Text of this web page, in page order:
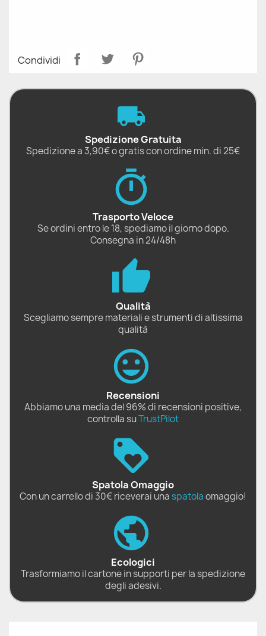
Condividi
Spedizione Gratuita
Spedizione a 3,90€ o gratis con ordine min. di 25€
Trasporto Veloce
Se ordini entro le 18, spediamo il giorno dopo.
Consegna in 24/48h
Qualità
Scegliamo sempre materiali e strumenti di altissima
qualità
Recensioni
Abbiamo una media del 96% di recensioni positive,
controlla suTrustPilot
Spatola Omaggio
Con un carrello di 30€ riceverai una spatolaomaggio!
Ecologici
Trasformiamo il cartone in supporti per la spedizione
degli adesivi.